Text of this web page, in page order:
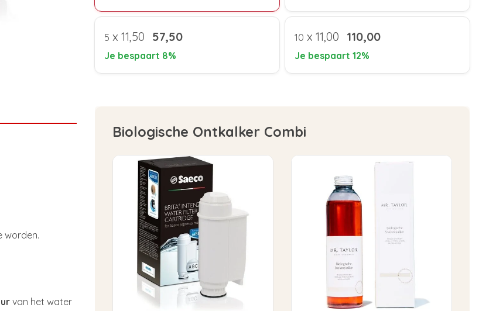
worden.
van het water
5 x 11,50 57,50
Je bespaart 8%
10 x 11,00 110,00
Je bespaart 12%
Biologische Ontkalker Combi